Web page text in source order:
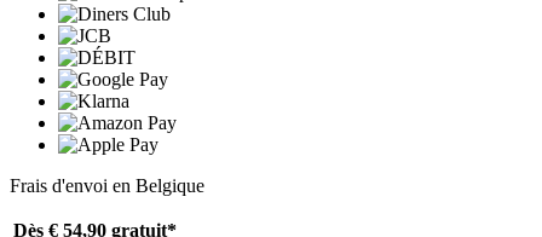
Frais d'envoi en Belgique
Dès € 54,90 gratuit*